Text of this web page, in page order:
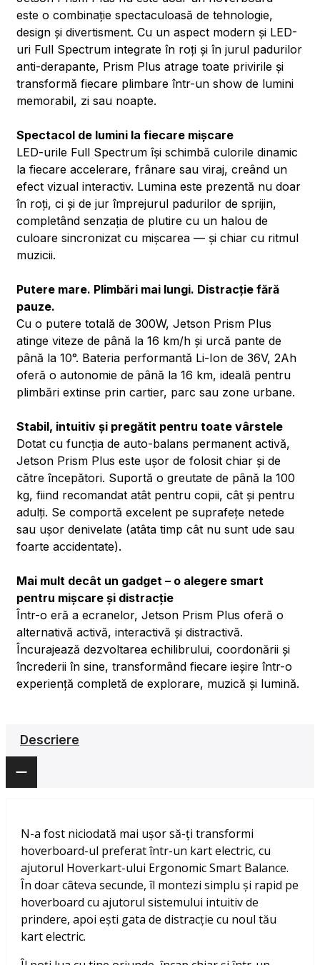
este o combinație spectaculoasă de tehnologie,
design și divertisment. Cu un aspect modern și LED-
uri Full Spectrum integrate în roți și în jurul padurilor
anti-derapante, Prism Plus atrage toate privirile și
transformă fiecare plimbare într-un show de lumini
memorabil, zi sau noapte.
Spectacol de lumini la fiecare mișcare
LED-urile Full Spectrum își schimbă culorile dinamic
la fiecare accelerare, frânare sau viraj, creând un
efect vizual interactiv. Lumina este prezentă nu doar
în roți, ci și de jur împrejurul padurilor de sprijin,
completând senzația de plutire cu un halou de
culoare sincronizat cu mișcarea — și chiar cu ritmul
muzicii.
Putere mare. Plimbări mai lungi. Distracție fără
pauze.
Cu o putere totală de 300W, Jetson Prism Plus
atinge viteze de până la 16 km/h și urcă pante de
până la 10°. Bateria performantă Li-Ion de 36V, 2Ah
oferă o autonomie de până la 16 km, ideală pentru
plimbări extinse prin cartier, parc sau zone urbane.
Stabil, intuitiv și pregătit pentru toate vârstele
Dotat cu funcția de auto-balans permanent activă,
Jetson Prism Plus este ușor de folosit chiar și de
către începători. Suportă o greutate de până la 100
kg, fiind recomandat atât pentru copii, cât și pentru
adulți. Se comportă excelent pe suprafețe netede
sau ușor denivelate (atâta timp cât nu sunt ude sau
foarte accidentate).
Mai mult decât un gadget – o alegere smart
pentru mișcare și distracție
Într-o eră a ecranelor, Jetson Prism Plus oferă o
alternativă activă, interactivă și distractivă.
Încurajează dezvoltarea echilibrului, coordonării și
încrederii în sine, transformând fiecare ieșire într-o
experiență completă de explorare, muzică și lumină.
Descriere
N-a fost niciodată mai ușor să-ți transformi
hoverboard-ul preferat într-un kart electric, cu
ajutorul Hoverkart-ului Ergonomic Smart Balance.
În doar câteva secunde, îl montezi simplu și rapid pe
hoverboard cu ajutorul sistemului intuitiv de
prindere, apoi ești gata de distracție cu noul tău
kart electric.